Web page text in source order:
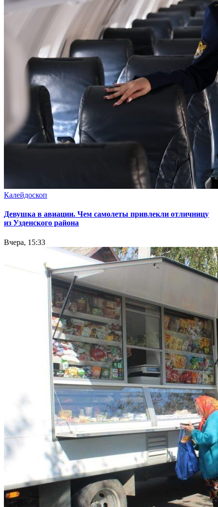
Калейдоскоп
Девушка в авиации. Чем самолеты привлекли отличницу
из Узденского района
Вчера, 15:33